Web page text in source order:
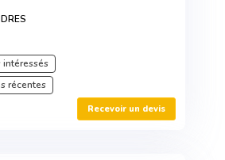
récentes
Recevoir un devis